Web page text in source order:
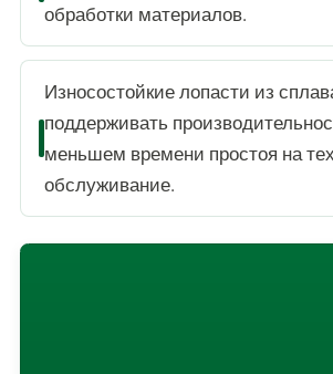
обработки материалов.
Износостойкие лопасти из
поддерживать
меньшем времени простоя на
обслуживание.